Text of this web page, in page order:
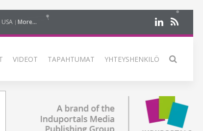
USA More...
VIDEOT TAPAHTUMAT YHTEYSHENKILÖ